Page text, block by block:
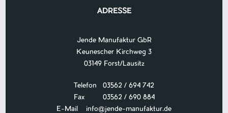
ADRESSE
Jende Manufaktur GbR
Keunescher Kirchweg 3
03149 Forst/Lausitz
Telefon 03562 / 694 742
Fax 03562 / 690 884
E-Mail
info@jende-manufaktur.de